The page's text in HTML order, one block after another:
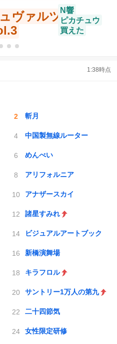
ヴァルツN響
ピカチュウ
買えた
1:38時点
斬月
中国製無線ルーター
めんべい
アリフォルニア
アナザースカイ
諸星すみれ
ビジュアルアートブック
新橋演舞場
キラフロル
サントリー1万人の第九
二十四節気
女性限定研修